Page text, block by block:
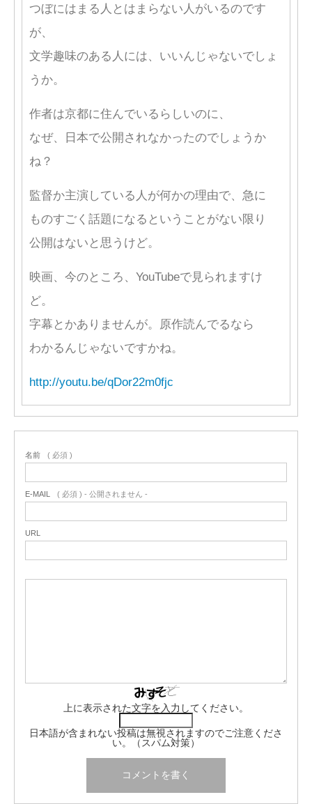
つぼにはまる人とはまらない人がいるのです
が、
文学趣味のある人には、いいんじゃないでしょ
うか。
作者は京都に住んでいるらしいのに、
なぜ、日本で公開されなかったのでしょうか
ね？
監督か主演している人が何かの理由で、急に
ものすごく話題になるということがない限り
公開はないと思うけど。
映画、今のところ、YouTubeで見られますけ
ど。
字幕とかありませんが。原作読んでるなら
わかるんじゃないですかね。
http://youtu.be/qDor22m0fjc
名前 ( 必須 )
E-MAIL ( 必須 ) - 公開されません -
URL
上に表示された文字を入力してください。
日本語が含まれない投稿は無視されますのでご注意くださ
い。（スパム対策）